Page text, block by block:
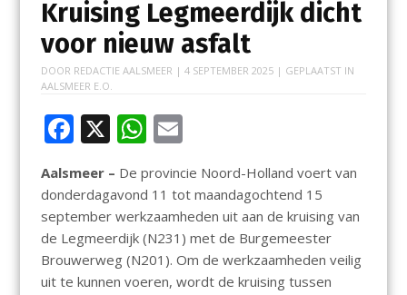
Kruising Legmeerdijk dicht
voor nieuw asfalt
DOOR REDACTIE AALSMEER | 4 SEPTEMBER 2025| GEPLAATST IN
AALSMEER E.O.
F
e
b
o
o
X W
at
s
A
p
E
ai
l
Aalsmeer – De provincie Noord-Holland voert van
donderdagavond 11 tot maandagochtend 15
september werkzaamheden uit aan de kruising van
de Legmeerdijk (N231) met de Burgemeester
Brouwerweg (N201). Om de werkzaamheden veilig
uit te kunnen voeren, wordt de kruising tussen